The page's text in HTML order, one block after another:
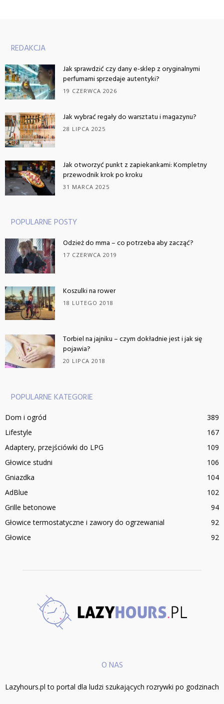
REDAKCJA
Jak sprawdzić czy dany e-sklep z oryginalnymi
perfumami sprzedaje autentyki?
19 CZERWCA 2026
Jak wybrać regały do warsztatu i magazynu?
28 LIPCA 2025
Jak otworzyć punkt z zapiekankami: Kompletny
przewodnik krok po kroku
31 MARCA 2025
POPULARNE POSTY
Odzież do mma – co potrzeba aby zacząć?
17 CZERWCA 2019
Koszulki na rower
18 LUTEGO 2018
Torbiel na jajniku – czym dokładnie jest i jak się
pojawia?
20 LIPCA 2018
POPULARNE KATEGORIE
Dom i ogród
389
Lifestyle
167
Adaptery, przejściówki do LPG
109
Głowice studni
106
Gniazdka
104
AdBlue
102
Grille betonowe
94
Głowice termostatyczne i zawory do ogrzewanial
92
Głowice
92
O NAS
Lazyhours.pl to portal dla ludzi szukających rozrywki po godzinach